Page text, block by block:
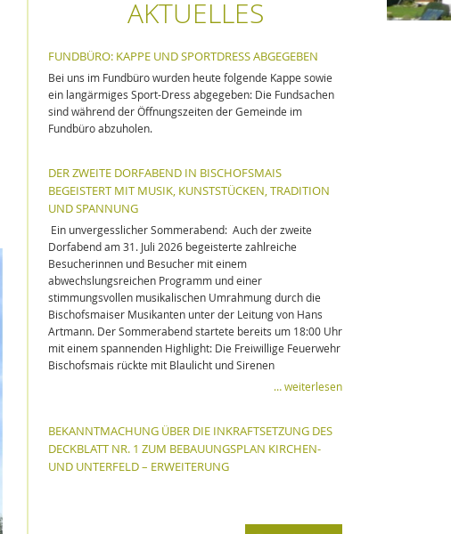
AKTUELLES
FUNDBÜRO: KAPPE UND SPORTDRESS ABGEGEBEN
Bei uns im Fundbüro wurden heute folgende Kappe sowie
ein langärmiges Sport-Dress abgegeben: Die Fundsachen
sind während der Öffnungszeiten der Gemeinde im
Fundbüro abzuholen.
DER ZWEITE DORFABEND IN BISCHOFSMAIS
BEGEISTERT MIT MUSIK, KUNSTSTÜCKEN, TRADITION
UND SPANNUNG
Ein unvergesslicher Sommerabend: Auch der zweite
Dorfabend am 31. Juli 2026 begeisterte zahlreiche
Besucherinnen und Besucher mit einem
abwechslungsreichen Programm und einer
stimmungsvollen musikalischen Umrahmung durch die
Bischofsmaiser Musikanten unter der Leitung von Hans
Artmann. Der Sommerabend startete bereits um 18:00 Uhr
mit einem spannenden Highlight: Die Freiwillige Feuerwehr
Bischofsmais rückte mit Blaulicht und Sirenen
… weiterlesen
BEKANNTMACHUNG ÜBER DIE INKRAFTSETZUNG DES
DECKBLATT NR. 1 ZUM BEBAUUNGSPLAN KIRCHEN-
UND UNTERFELD – ERWEITERUNG